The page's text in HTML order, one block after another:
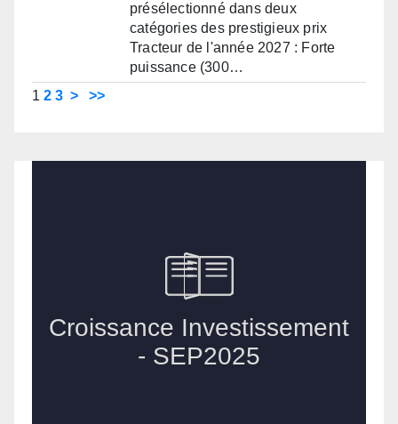
présélectionné dans deux
catégories des prestigieux prix
Tracteur de l'année 2027 : Forte
puissance (300…
1 2 3 > >>